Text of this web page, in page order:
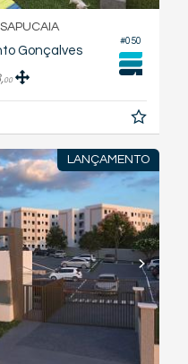
#050
Gonçalves
00
LANÇAMENTO